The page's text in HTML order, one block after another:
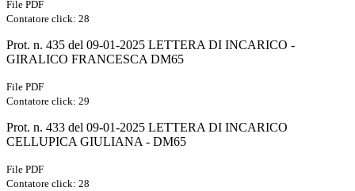
File PDF
Contatore click: 28
Prot. n. 435 del 09-01-2025 LETTERA DI INCARICO -
GIRALICO FRANCESCA DM65
File PDF
Contatore click: 29
Prot. n. 433 del 09-01-2025 LETTERA DI INCARICO
CELLUPICA GIULIANA - DM65
File PDF
Contatore click: 28